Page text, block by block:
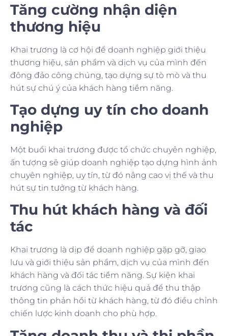
Tăng cường nhận diện
thương hiệu
Khai trương là cơ hội để doanh nghiệp giới thiệu
thương hiệu, sản phẩm và dịch vụ của mình đến
đông đảo công chúng, tạo dựng sự tò mò và thu
hút sự chú ý của khách hàng tiềm năng.
Tạo dựng uy tín cho doanh
nghiệp
Một buổi khai trương được tổ chức chuyên nghiệp,
ấn tượng sẽ giúp doanh nghiệp tạo dựng hình ảnh
chuyên nghiệp, uy tín, từ đó nâng cao vị thế và thu
hút sự tin tưởng từ khách hàng.
Thu hút khách hàng và đối
tác
Khai trương là dịp để doanh nghiệp gặp gỡ, giao
lưu và giới thiệu sản phẩm, dịch vụ của mình đến
khách hàng và đối tác tiềm năng. Sự kiện khai
trương cũng là cách thức hiệu quả để thu thập
thông tin phản hồi từ khách hàng, từ đó điều chỉnh
chiến lược kinh doanh cho phù hợp.